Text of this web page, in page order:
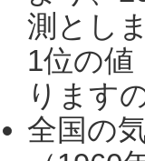
測とし
1位の値
ります
全国の